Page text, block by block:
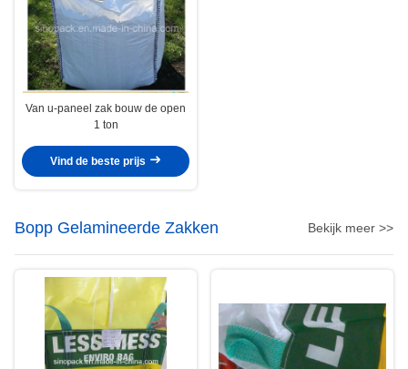
Van u-paneel zak bouw de open
1 ton
Vind de beste prijs
Bopp Gelamineerde Zakken Bekijk meer >>